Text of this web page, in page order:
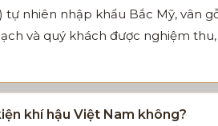
nhiên nhập khẩu Bắc Mỹ, vân
và quý khách được nghiệm
khí hậu Việt Nam không?